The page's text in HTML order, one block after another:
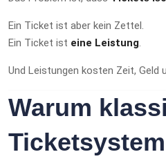
Ein Ticket ist aber kein Zettel.
Ein Ticket ist eine Leistung.
Und Leistungen kosten Zeit, Geld
Warum